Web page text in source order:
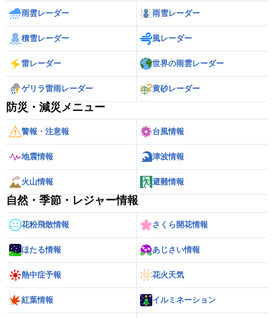
雨雲レーダー 雨雪レーダー
積雪レーダー 風レーダー
雷レーダー 世界の雨雲レーダー
ゲリラ雷雨レーダー 黄砂レーダー
防災・減災メニュー
警報・注意報 台風情報
地震情報 津波情報
火山情報 避難情報
自然・季節・レジャー情報
花粉飛散情報 さくら開花情報
ほたる情報 あじさい情報
熱中症予報 花火天気
紅葉情報 イルミネーション